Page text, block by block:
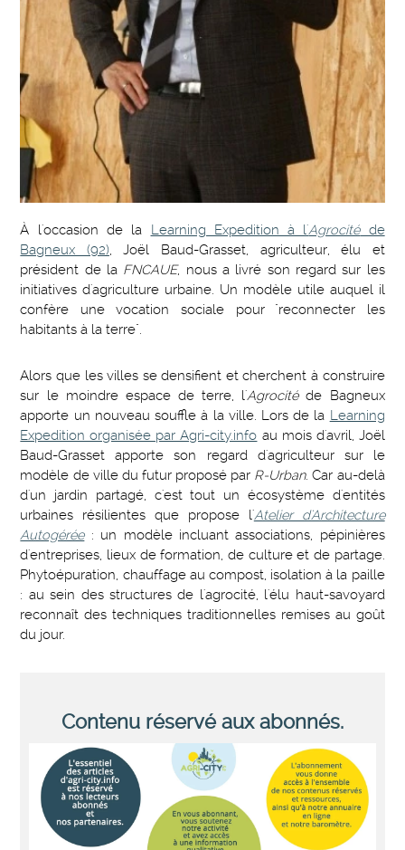
À l'occasion de la Learning Expedition à l'Agrocitéde
Bagneux (92), Joël Baud-Grasset, agriculteur, élu et
président de la FNCAUE, nous a livré son regard sur les
initiatives d'agriculture urbaine. Un modèle utile auquel il
confère une vocation sociale pour "reconnecter les
habitants à la terre".
Alors que les villes se densifient et cherchent à construire
sur le moindre espace de terre, l'Agrocitéde Bagneux
apporte un nouveau souffle à la ville. Lors de la Learning
Expedition organisée par Agri-city.info au mois d'avril, Joël
Baud-Grasset apporte son regard d'agriculteur sur le
modèle de ville du futur proposé par R-Urban. Car au-delà
d'un jardin partagé, c'est tout un écosystème d'entités
urbaines résilientes que propose l'Atelier d'Architecture
Autogérée: un modèle incluant associations, pépinières
d'entreprises, lieux de formation, de culture et de partage.
Phytoépuration, chauffage au compost, isolation à la paille
: au sein des structures de l'agrocité, l'élu haut-savoyard
reconnaît des techniques traditionnelles remises au goût
du jour.
Contenu réservé aux abonnés.